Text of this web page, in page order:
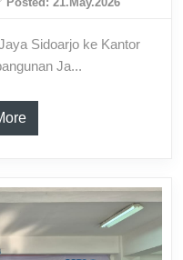
Sidoarjo ke Kantor
Ja...